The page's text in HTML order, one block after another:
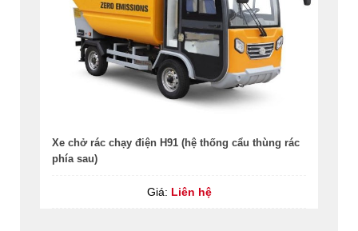
Xe chở rác chạy điện H91 (hệ thống cẩu thùng rác
phía sau)
Giá: Liên hệ